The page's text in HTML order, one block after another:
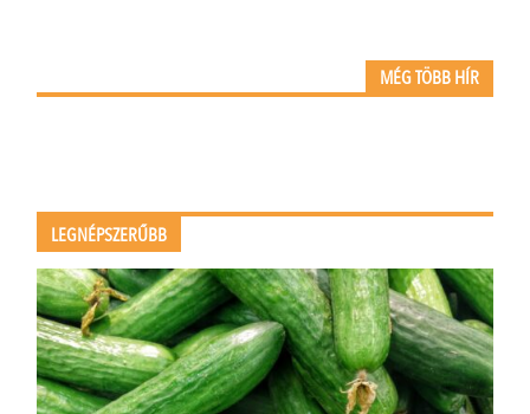
MÉG TÖBB HÍR
LEGNÉPSZERŰBB